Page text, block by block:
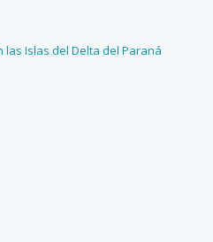
Islas del Delta del Paraná